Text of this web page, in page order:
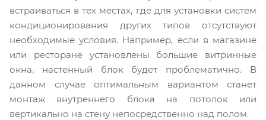
встраиваться в тех местах, где для установки систем
кондиционирования других типов отсутствуют
необходимые условия. Например, если в магазине
или ресторане установлены большие витринные
окна, настенный блок будет проблематично. В
данном случае оптимальным вариантом станет
монтаж внутреннего блока на потолок или
вертикально на стену непосредственно над полом.